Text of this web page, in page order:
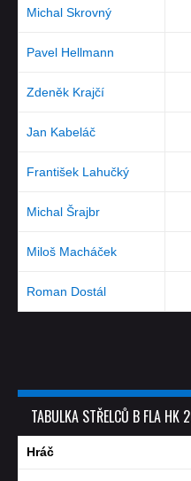
Michal Skrovný
Pavel Hellmann
Zdeněk Krajčí
Jan Kabeláč
František Lahučký
Michal Šrajbr
Miloš Macháček
Roman Dostál
TABULKA STŘELCŮ B FLA
Hráč